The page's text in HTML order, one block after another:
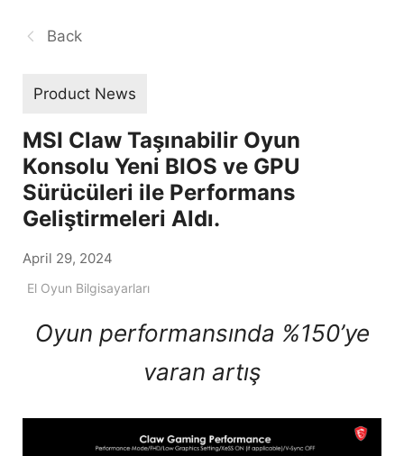
Back
Product News
MSI Claw Taşınabilir Oyun
Konsolu Yeni BIOS ve GPU
Sürücüleri ile Performans
Geliştirmeleri Aldı.
April 29, 2024
El Oyun Bilgisayarları
Oyun performansında %150’ye
varan artış